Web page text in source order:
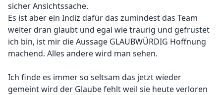
sicher Ansichtssache.
Es ist aber ein Indiz dafür das zumindest das Team
weiter dran glaubt und egal wie traurig und gefrustet
ich bin, ist mir die Aussage GLAUBWÜRDIG Hoffnung
machend. Alles andere wird man sehen.
Ich finde es immer so seltsam das jetzt wieder
gemeint wird der Glaube fehlt weil sie heute verloren